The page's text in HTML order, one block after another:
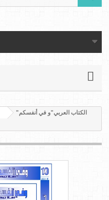
الكتاب العربي"و في أنفسكم"